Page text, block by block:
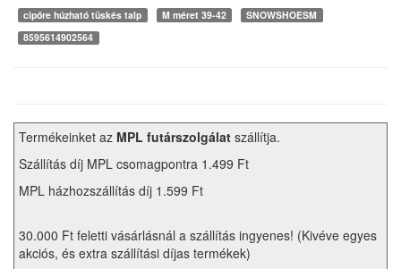
cipőre húzható tüskés talp
M méret 39-42
SNOWSHOESM
8595614902564
Termékeinket az MPL futárszolgálat szállítja.
Szállítás díj MPL csomagpontra 1.499 Ft
MPL házhozszállítás díj 1.599 Ft
30.000 Ft feletti vásárlásnál a szállítás ingyenes! (Kivéve egyes
akciós, és extra szállítási díjas termékek)